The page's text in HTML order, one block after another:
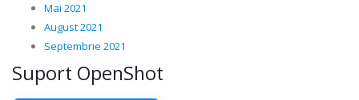
Mai 2021
August 2021
Septembrie 2021
Suport OpenShot